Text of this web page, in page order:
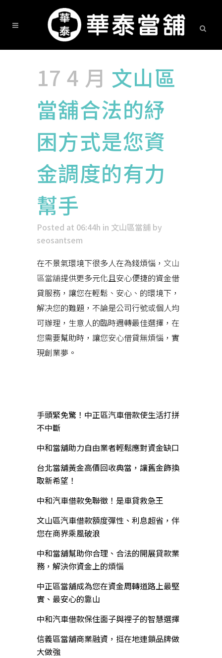
17 4 月 文山區
當舖合法的紓
困方式是您資
金調度的有力
幫手
Posted at 06:44h in 文山區當舖 by
seosantsem
在不景氣環境下很多人在為錢煩惱， 文山
區當舖提供更多元化且安心便捷的資金借
貸服務，讓您在輕鬆、安心、的環境下，
解决您的難題，不論是公司行號或個人均
可辦理，生意人的臨時週轉最佳選擇，在
您需要幫助時，讓您安心借貸無煩惱，實
現創業夢。
手頭緊免驚！中正區汽車借款使生活打拼
不中斷
中和當舖助力自由業者輕鬆應對資金缺口
台北當舖黃金高價回收典當，讓舊金飾換
取新希望！
中和汽車借款免聯徵！是車貸救急王
文山區汽車借款額度彈性、利息超省，伴
您在商界乘風破浪
中和當舖幫助你合理、合法的開展貸款業
務，解決你資金上的煩惱
中正區當舖成為您在資金周轉道路上最堅
實、最安心的靠山
中和汽車借款保住面子與裡子的智慧選擇
信義區當舖商業融資，挺在地連鎖品牌做
大做強